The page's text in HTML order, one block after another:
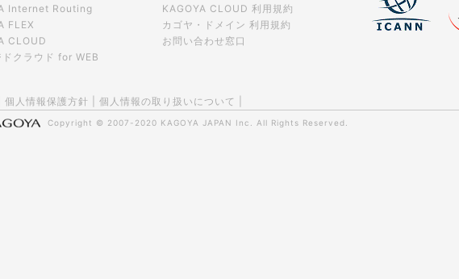
Internet Routing
FLEX
CLOUD
ドクラウド for WEB
KAGOYA CLOUD 利用規約
カゴヤ・ドメイン 利用規約
お問い合わせ窓口
個人情報保護方針 個人情報の取り扱いについて
Copyright © 2007-2020 KAGOYA JAPAN Inc. All Rights Reserved.